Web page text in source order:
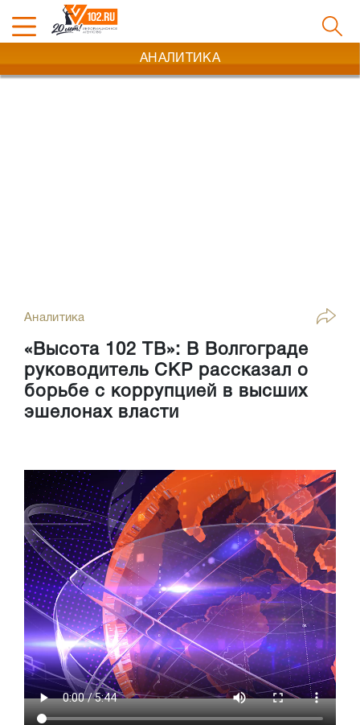
АНАЛИТИКА
Аналитика
«Высота 102 ТВ»: В Волгограде
руководитель СКР рассказал о
борьбе с коррупцией в высших
эшелонах власти